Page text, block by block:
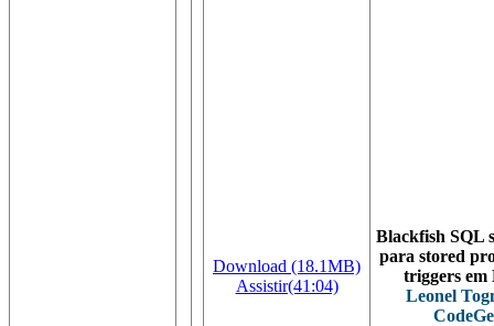
Download (18.1MB)
Assistir(41:04)
Blackfish SQL
para stored
triggers em
Leonel